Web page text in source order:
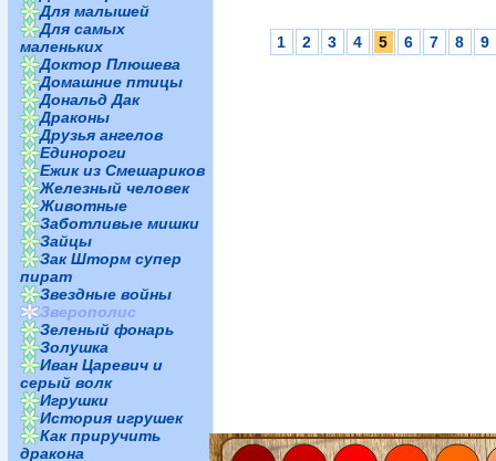
Для малышей
Для самых
маленьких
Доктор Плюшева
Домашние птицы
Дональд Дак
Драконы
Друзья ангелов
Единороги
Ежик из Смешариков
Железный человек
Животные
Заботливые мишки
Зайцы
Зак Шторм супер
пират
Звездные войны
Зверополис
Зеленый фонарь
Золушка
Иван Царевич и
серый волк
Игрушки
История игрушек
Как приручить
дракона
1 2 3 4 5 6 7 8 9